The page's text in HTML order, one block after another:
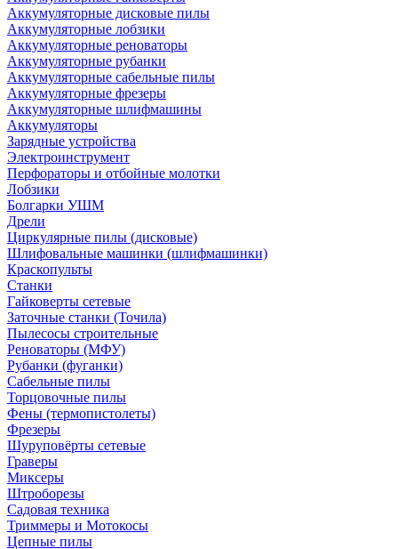
Аккумуляторные дисковые пилы
Аккумуляторные лобзики
Аккумуляторные реноваторы
Аккумуляторные рубанки
Аккумуляторные сабельные пилы
Аккумуляторные фрезеры
Аккумуляторные шлифмашины
Аккумуляторы
Зарядные устройства
Электроинструмент
Перфораторы и отбойные молотки
Лобзики
Болгарки УШМ
Дрели
Циркулярные пилы (дисковые)
Шлифовальные машинки (шлифмашинки)
Краскопульты
Станки
Гайковерты сетевые
Заточные станки (Точила)
Пылесосы строительные
Реноваторы (МФУ)
Рубанки (фуганки)
Сабельные пилы
Торцовочные пилы
Фены (термопистолеты)
Фрезеры
Шуруповёрты сетевые
Граверы
Миксеры
Штроборезы
Садовая техника
Триммеры и Мотокосы
Цепные пилы